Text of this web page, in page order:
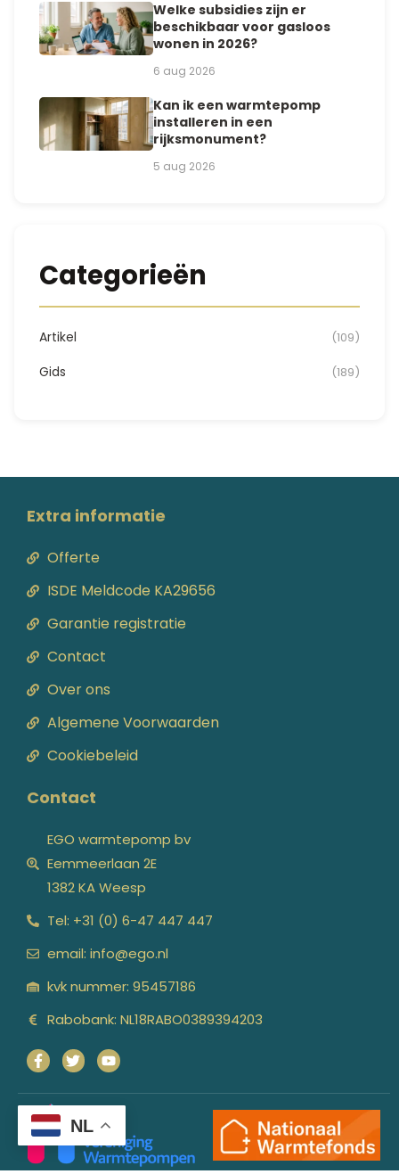
Welke subsidies zijn er
beschikbaar voor gasloos
wonen in 2026?
6 aug 2026
Kan ik een warmtepomp
installeren in een
rijksmonument?
5 aug 2026
Categorieën
Artikel (109)
Gids (189)
Extra informatie
Offerte
ISDE Meldcode KA29656
Garantie registratie
Contact
Over ons
Algemene Voorwaarden
Cookiebeleid
Contact
EGO warmtepomp bv
Eemmeerlaan 2E
1382 KA Weesp
Tel: +31 (0) 6-47 447 447
email: info@ego.nl
kvk nummer: 95457186
Rabobank: NL18RABO0389394203
NL